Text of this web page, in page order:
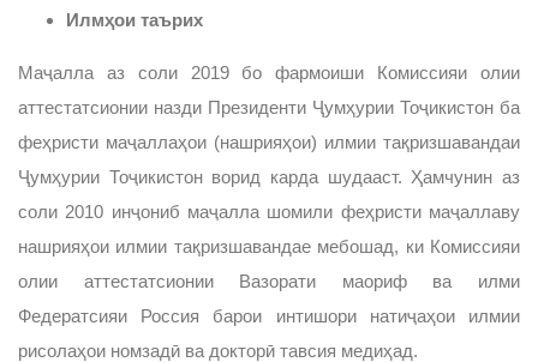
Илмҳои таърих
Маҷалла аз соли 2019 бо фармоиши Комиссияи олии
аттестатсионии назди Президенти Ҷумҳурии Тоҷикистон ба
феҳристи маҷаллаҳои (нашрияҳои) илмии тақризшавандаи
Ҷумҳурии Тоҷикистон ворид карда шудааст. Ҳамчунин аз
соли 2010 инҷониб маҷалла шомили феҳристи маҷаллаву
нашрияҳои илмии тақризшавандае мебошад, ки Комиссияи
олии аттестатсионии Вазорати маориф ва илми
Федератсияи Россия барои интишори натиҷаҳои илмии
рисолаҳои номзадӣ ва докторӣ тавсия медиҳад.